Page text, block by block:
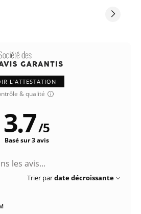
L'ATTESTATION
& qualité
3.7/5
Basé sur 3 avis
Trier pardate décroissante